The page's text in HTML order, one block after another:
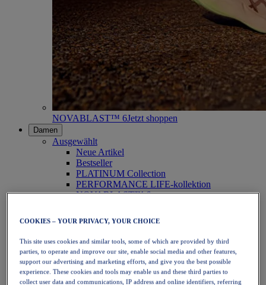
NOVABLAST™ 6Jetzt shoppen
Damen
Ausgewählt
Neue Artikel
Bestseller
PLATINUM Collection
PERFORMANCE LIFE-kollektion
NOVABLAST™ 6
Laufen
Trailrunning
Tennis
Volleyball
Handball
Padel
Korbball
COOKIES – YOUR PRIVACY, YOUR CHOICE
This site uses cookies and similar tools, some of which are provided by third
parties, to operate and improve our site, enable social media and other features,
support our advertising and marketing efforts, and give you the best possible
experience. These cookies and tools may enable us and these third parties to
collect user data and communications, IP address and online identifiers, referring